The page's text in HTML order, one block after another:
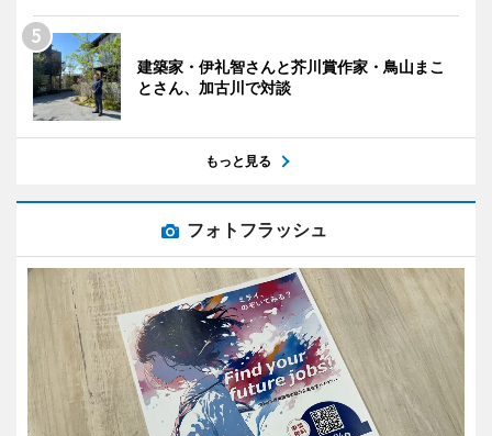
建築家・伊礼智さんと芥川賞作家・鳥山まこ
とさん、加古川で対談
もっと見る
フォトフラッシュ